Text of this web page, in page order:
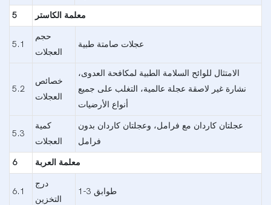
5 معلمة الكاستر
5.1
حجم
العجلات
عجلات صامتة طبية
5.2
خصائص
العجلات
الامتثال للوائح السلامة الطبية لمكافحة العدوى،
نشارة غير لاصقة عجلة عالمية، التغلب على جميع
أنواع الأرضيات
5.3
كمية
العجلات
عجلتان كاردان مع فرامل، وعجلتان كاردان بدون
فرامل
6 معلمة العربة
6.1
درج
التخزين
1-3 طوابق